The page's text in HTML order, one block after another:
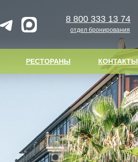
КОНТАКТЫ
РЕСТОРАНЫ 8 800 333 13 74
отдел бронирования
КОНТАКТЫ
РЕСТОРАНЫ